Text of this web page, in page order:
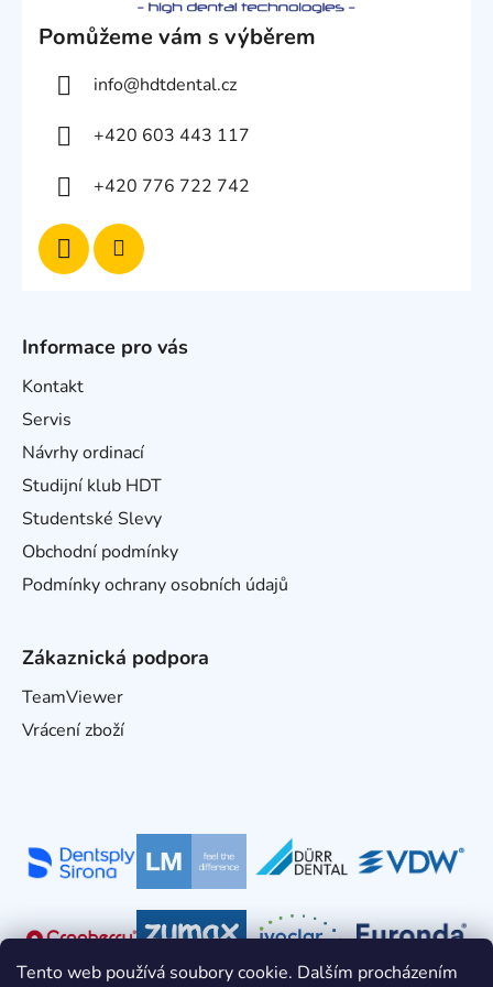
Tento web používá soubory cookie. Dalším procházením
Pomůžeme vám s výběrem
info@hdtdental.cz
+420 603 443 117
+420 776 722 742
Informace pro vás
Kontakt
Servis
Návrhy ordinací
Studijní klub HDT
Studentské Slevy
Obchodní podmínky
Podmínky ochrany osobních údajů
Zákaznická podpora
TeamViewer
Vrácení zboží